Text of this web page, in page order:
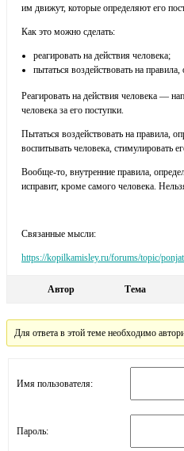
им движут, которые определяют его
Как это можно сделать:
реагировать на действия человека;
пытаться воздействовать на
Реагировать на действия человека —
человека за его поступки.
Пытаться воздействовать на правила,
воспитывать человека, стимулировать
Вообще-то, внутренние правила,
исправит, кроме самого человека.
Связанные мысли:
https://kopilkamisley.ru/forums/topic/
Автор Тема
Для ответа в этой теме необходимо
Имя пользователя:
Пароль: